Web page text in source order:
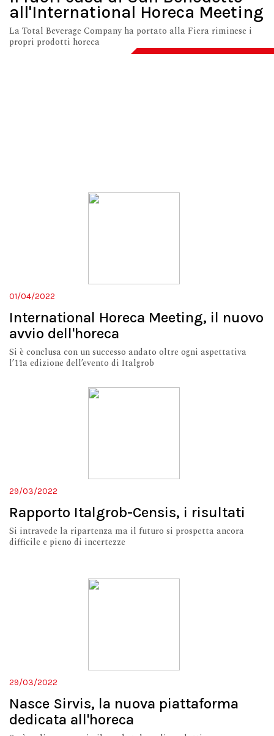
all'International Horeca Meeting
La Total Beverage Company ha portato alla Fiera riminese i
propri prodotti horeca
01/04/2022
International Horeca Meeting, il nuovo
avvio dell'horeca
Si è conclusa con un successo andato oltre ogni aspettativa
l’11a edizione dell’evento di Italgrob
29/03/2022
Rapporto Italgrob-Censis, i risultati
Si intravede la ripartenza ma il futuro si prospetta ancora
difficile e pieno di incertezze
29/03/2022
Nasce Sirvis, la nuova piattaforma
dedicata all'horeca